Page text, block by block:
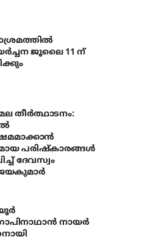
ജൂലൈ 11 ന്
തീര്‍ത്ഥാടനം:
പരിഷ്‌കാരങ്ങള്‍
ദേവസ്വം
നായര്‍